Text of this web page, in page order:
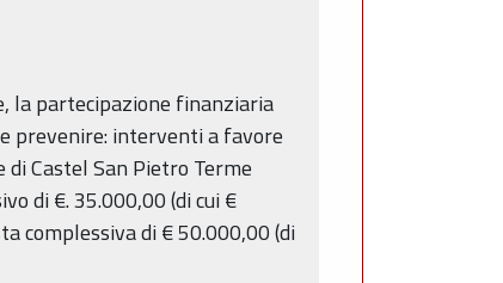
la partecipazione finanziaria
prevenire: interventi a favore
Castel San Pietro Terme
di €. 35.000,00 (di cui €
complessiva di € 50.000,00 (di